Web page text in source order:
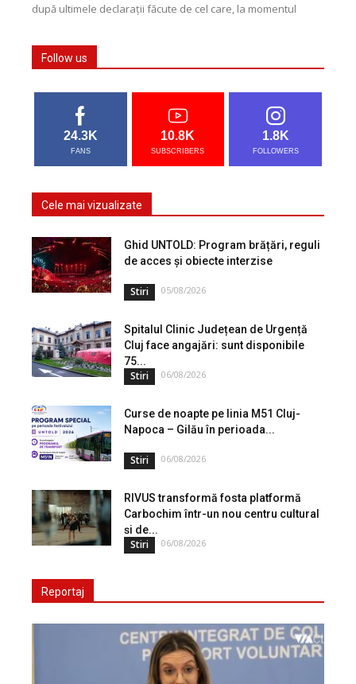
după ultimele declarații făcute de cel care, la momentul
Președintele...
Follow us
24.3K
FANS
10.8K
SUBSCRIBERS
1.8K
FOLLOWERS
Cele mai vizualizate
Ghid UNTOLD: Program brățări, reguli
de acces și obiecte interzise
Stiri 05/08/2026
Spitalul Clinic Județean de Urgență
Cluj face angajări: sunt disponibile
75...
Stiri 06/08/2026
Curse de noapte pe linia M51 Cluj-
Napoca – Gilău în perioada...
Stiri 06/08/2026
RIVUS transformă fosta platformă
Carbochim într-un nou centru cultural
și de...
Stiri 06/08/2026
Reportaj